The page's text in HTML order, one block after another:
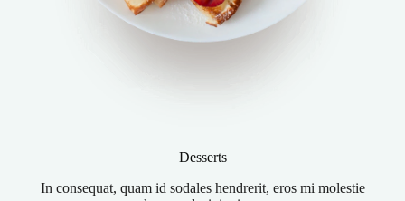
Desserts
In consequat, quam id sodales hendrerit, eros mi molestie